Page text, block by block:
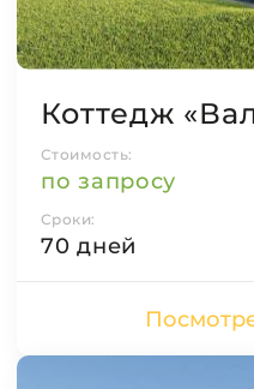
Коттедж
Стоимость:
по запросу
Сроки:
70 дней